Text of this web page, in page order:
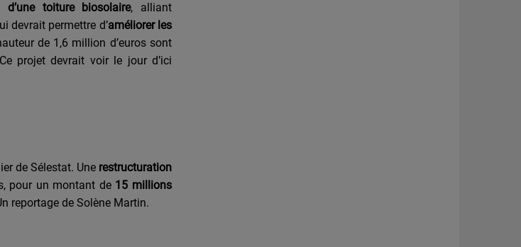
d’une toiture biosolaire, alliant
devrait permettre d’améliorer les
de 1,6 million d’euros sont
projet devrait voir le jour d’ici
de Sélestat. Une restructuration
pour un montant de 15 millions
reportage de Solène Martin.